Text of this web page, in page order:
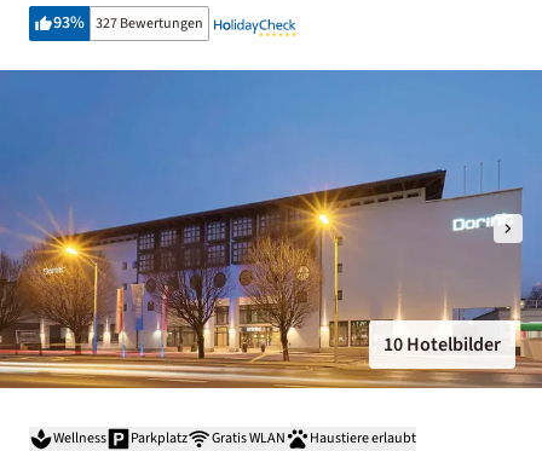
93% 327 Bewertungen
10 Hotelbilder
Wellness Parkplatz Gratis WLAN Haustiere erlaubt